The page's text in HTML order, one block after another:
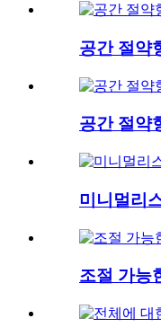
공간 절약
공간 절약
미니멀리
조절 가능